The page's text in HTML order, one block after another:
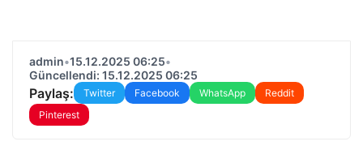
admin•15.12.2025 06:25•
Güncellendi: 15.12.2025 06:25
Paylaş: Twitter Facebook WhatsApp
Reddit
Pinterest